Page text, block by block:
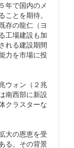
年で国内のメ
とを期待。
存の龍仁（ヨ
工場建設も加
れる建設期間
力を市場に投
ウォン（２兆
南西部に新設
クラスターな
大の恩恵を受
る。その背景